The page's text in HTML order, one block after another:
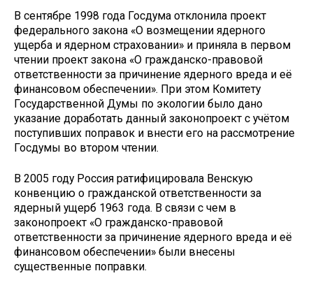
В сентябре 1998 года Госдума отклонила проект
федерального закона «О возмещении ядерного
ущерба и ядерном страховании» и приняла в первом
чтении проект закона «О гражданско-правовой
ответственности за причинение ядерного вреда и её
финансовом обеспечении». При этом Комитету
Государственной Думы по экологии было дано
указание доработать данный законопроект с учётом
поступивших поправок и внести его на рассмотрение
Госдумы во втором чтении.
В 2005 году Россия ратифицировала Венскую
конвенцию о гражданской ответственности за
ядерный ущерб 1963 года. В связи с чем в
законопроект «О гражданско-правовой
ответственности за причинение ядерного вреда и её
финансовом обеспечении» были внесены
существенные поправки.